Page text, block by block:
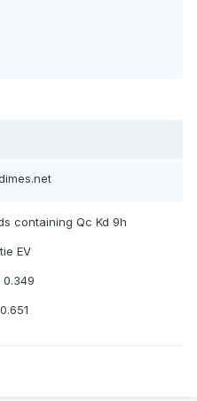
containing Qc Kd 9h
EV
0.349